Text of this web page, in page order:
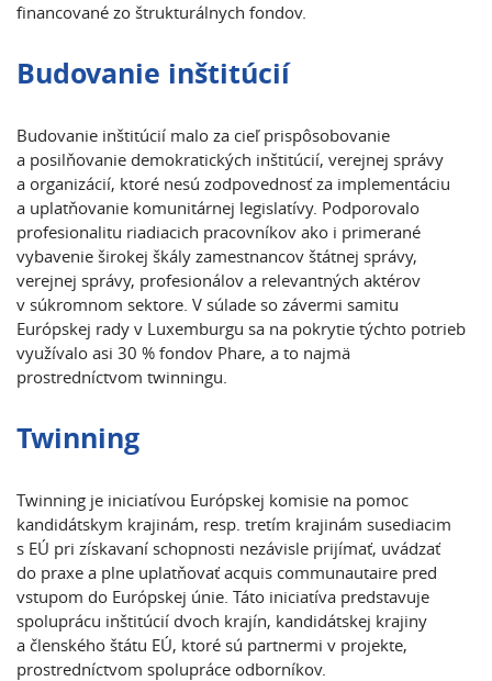
financované zo štrukturálnych fondov.
Budovanie inštitúcií
Budovanie inštitúcií malo za cieľ prispôsobovanie
a posilňovanie demokratických inštitúcií, verejnej správy
a organizácií, ktoré nesú zodpovednosť za implementáciu
a uplatňovanie komunitárnej legislatívy. Podporovalo
profesionalitu riadiacich pracovníkov ako i primerané
vybavenie širokej škály zamestnancov štátnej správy,
verejnej správy, profesionálov a relevantných aktérov
v súkromnom sektore. V súlade so závermi samitu
Európskej rady v Luxemburgu sa na pokrytie týchto potrieb
využívalo asi 30 % fondov Phare, a to najmä
prostredníctvom twinningu.
Twinning
Twinning je iniciatívou Európskej komisie na pomoc
kandidátskym krajinám, resp. tretím krajinám susediacim
s EÚ pri získavaní schopnosti nezávisle prijímať, uvádzať
do praxe a plne uplatňovať acquis communautaire pred
vstupom do Európskej únie. Táto iniciatíva predstavuje
spoluprácu inštitúcií dvoch krajín, kandidátskej krajiny
a členského štátu EÚ, ktoré sú partnermi v projekte,
prostredníctvom spolupráce odborníkov.